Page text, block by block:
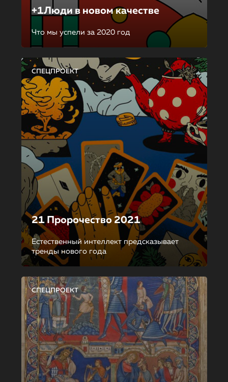
+1Люди в новом качестве
Что мы успели за 2020 год
СПЕЦПРОЕКТ
21 Пророчество 2021
Естественный интеллект предсказывает
тренды нового года
СПЕЦПРОЕКТ